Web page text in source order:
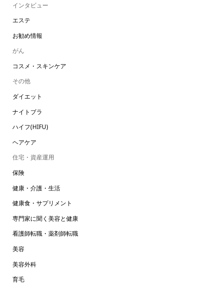
インタビュー
エステ
お勧め情報
がん
コスメ・スキンケア
その他
ダイエット
ナイトブラ
ハイフ(HIFU)
ヘアケア
住宅・資産運用
保険
健康・介護・生活
健康食・サプリメント
専門家に聞く美容と健康
看護師転職・薬剤師転職
美容
美容外科
育毛